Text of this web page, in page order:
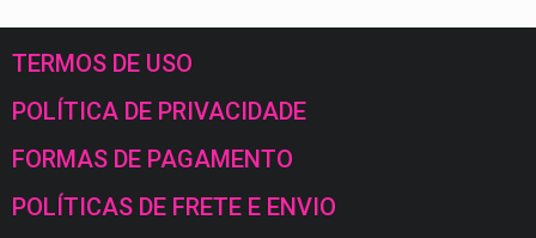
TERMOS DE USO
POLÍTICA DE PRIVACIDADE
FORMAS DE PAGAMENTO
POLÍTICAS DE FRETE E ENVIO